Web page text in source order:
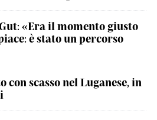
«Era il momento giusto
è stato un percorso
con scasso nel Luganese, in